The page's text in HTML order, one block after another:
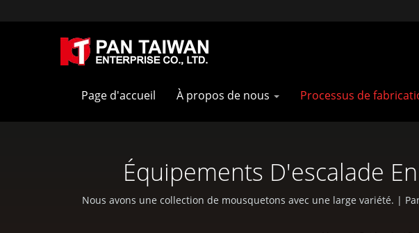
Page d'accueil À propos de nous Processus de
Équipements D'escalade
Personnalisés Pour
Nous avons une collection de mousquetons avec une large variété. |
sous pression, le forgeage, l'usinage CNC, les